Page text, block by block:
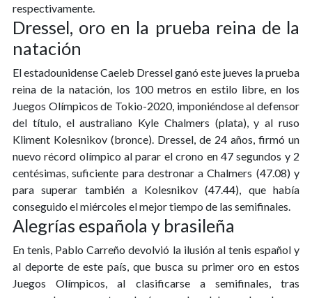
respectivamente.
Dressel, oro en la prueba reina de la
natación
El estadounidense Caeleb Dressel ganó este jueves la prueba
reina de la natación, los 100 metros en estilo libre, en los
Juegos Olímpicos de Tokio-2020, imponiéndose al defensor
del título, el australiano Kyle Chalmers (plata), y al ruso
Kliment Kolesnikov (bronce). Dressel, de 24 años, firmó un
nuevo récord olímpico al parar el crono en 47 segundos y 2
centésimas, suficiente para destronar a Chalmers (47.08) y
para superar también a Kolesnikov (47.44), que había
conseguido el miércoles el mejor tiempo de las semifinales.
Alegrías española y brasileña
En tenis, Pablo Carreño devolvió la ilusión al tenis español y
al deporte de este país, que busca su primer oro en estos
Juegos Olímpicos, al clasificarse a semifinales, tras